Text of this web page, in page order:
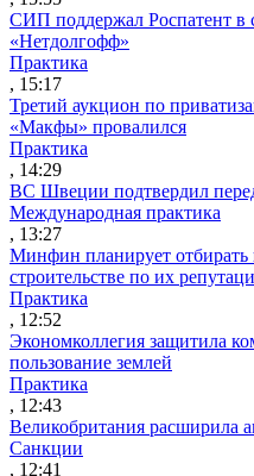
СИП поддержал Роспатент в
«Нетдолгофф»
Практика
, 15:17
Третий аукцион по
«Макфы» провалился
Практика
, 14:29
ВС Швеции подтвердил
Международная практика
, 13:27
Минфин планирует отбирать
строительстве по их
Практика
, 12:52
Экономколлегия защитила
пользование землей
Практика
, 12:43
Великобритания расширила
Санкции
, 12:41